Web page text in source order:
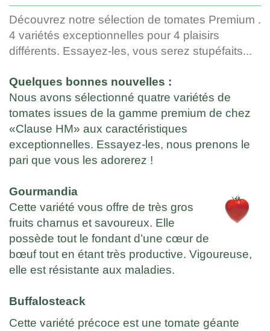
Découvrez notre sélection de tomates Premium .
4 variétés exceptionnelles pour 4 plaisirs
différents. Essayez-les, vous serez stupéfaits...
Quelques bonnes nouvelles :
Nous avons sélectionné quatre variétés de
tomates issues de la gamme premium de chez
«Clause HM» aux caractéristiques
exceptionnelles. Essayez-les, nous prenons le
pari que vous les adorerez !
Gourmandia
Cette variété vous offre de très gros
fruits charnus et savoureux. Elle
possède tout le fondant d’une cœur de
bœuf tout en étant très productive. Vigoureuse,
elle est résistante aux maladies.
Buffalosteack
Cette variété précoce est une tomate géante